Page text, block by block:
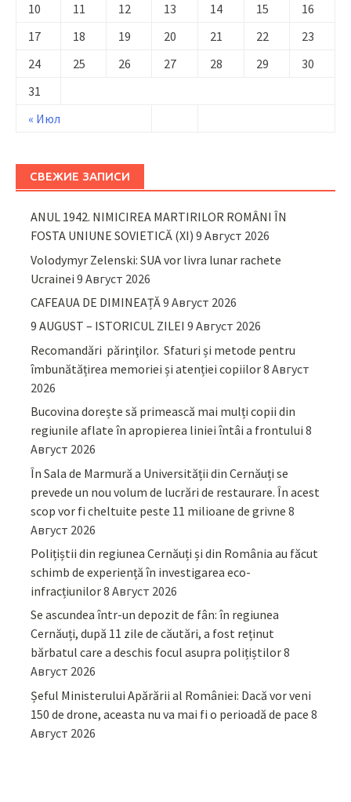
« Июл
10
11 12 13 14 15
16
17
18 19 20 21 22
23
24
25 26 27 28 29
30
31
СВЕЖИЕ ЗАПИСИ
ANUL 1942. NIMICIREA MARTIRILOR ROMÂNI ÎN
FOSTA UNIUNE SOVIETICĂ (XI) 9 Август 2026
Volodymyr Zelenski: SUA vor livra lunar rachete
Ucrainei 9 Август 2026
CAFEAUA DE DIMINEAȚĂ9 Август 2026
9 AUGUST – ISTORICUL ZILEI 9 Август 2026
Recomandări părinţilor. Sfaturi și metode pentru
îmbunătățirea memoriei și atenției copiilor8 Август
2026
Bucovina dorește să primească mai mulți copii din
regiunile aflate în apropierea liniei întâi a frontului 8
Август 2026
În Sala de Marmură a Universității din Cernăuți se
prevede un nou volum de lucrări de restaurare. În acest
scop vor fi cheltuite peste 11 milioane de grivne 8
Август 2026
Polițiștii din regiunea Cernăuți și din România au făcut
schimb de experiență în investigarea eco-
infracțiunilor8 Август 2026
Se ascundea într-un depozit de fân: în regiunea
Cernăuți, după 11 zile de căutări, a fost reținut
bărbatul care a deschis focul asupra polițiștilor8
Август 2026
Șeful Ministerului Apărării al României: Dacă vor veni
150 de drone, aceasta nu va mai fi o perioadă de pace 8
Август 2026